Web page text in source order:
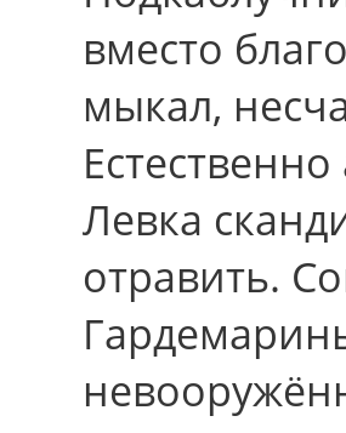
вместо
мыкал,
Левка
отравить.